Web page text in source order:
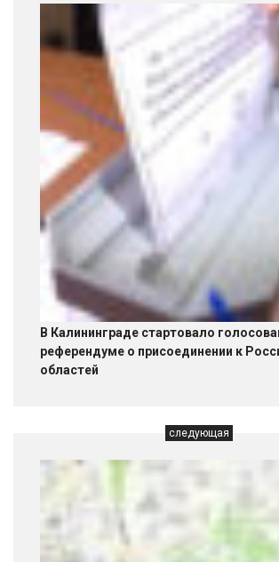
В Калининграде стартовало
референдуме о присоединении к
областей
следующая